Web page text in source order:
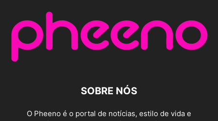
SOBRE NÓS
O Pheeno é o portal de notícias, estilo de vida e